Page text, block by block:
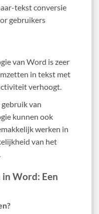
tekst conversie
gebruikers
van Word is zeer
in tekst met
verhoogt.
van
kunnen ook
werken in
van het
in Word: Een